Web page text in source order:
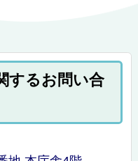
するお問い合